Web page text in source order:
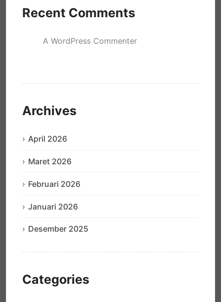
Recent Comments
A WordPress Commenter
Archives
April 2026
Maret 2026
Februari 2026
Januari 2026
Desember 2025
Categories